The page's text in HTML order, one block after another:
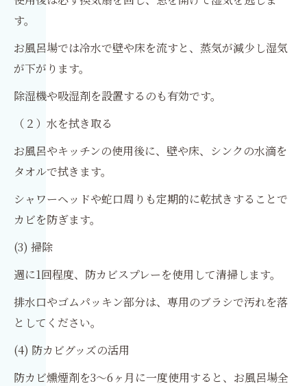
す。
お風呂場では冷水で壁や床を流すと、蒸気が減少し湿気
が下がります。
除湿機や吸湿剤を設置するのも有効です。
（２）水を拭き取る
お風呂やキッチンの使用後に、壁や床、シンクの水滴を
タオルで拭きます。
シャワーヘッドや蛇口周りも定期的に乾拭きすることで
カビを防ぎます。
(3) 掃除
週に1回程度、防カビスプレーを使用して清掃します。
排水口やゴムパッキン部分は、専用のブラシで汚れを落
としてください。
(4) 防カビグッズの活用
防カビ燻煙剤を3～6ヶ月に一度使用すると、お風呂場全